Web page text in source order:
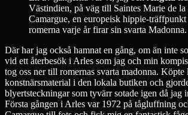
Västindien, på väg till Saintes Marie de
Camargue, en europeisk hippie-
romerna varje år firar sin svarta Madonna.
Där har jag också hamnat en gång, om än inte
vid ett återbesök i Arles som jag och min
tog oss ner till romernas svarta madonna. Köpte
konstnärsmaterial i den lokala butiken och
blyertsteckningar som tyvärr sotade igen då jag
Första gången i Arles var 1972 på tågluffning